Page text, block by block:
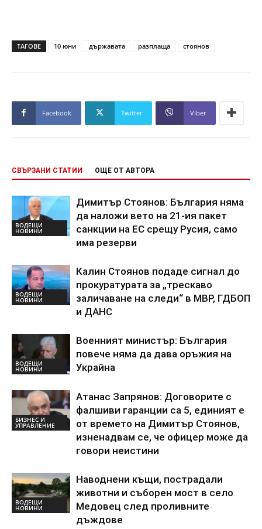
ТАГОВЕ 10 юни държавата разплаща стоянов
Facebook Twitter Viber
СВЪРЗАНИ СТАТИИ ОЩЕ ОТ АВТОРА
ВОДЕЩИ
НОВИНИ
Димитър Стоянов: България няма
да наложи вето на 21-ия пакет
санкции на ЕС срещу Русия, само
има резерви
ВОДЕЩИ
НОВИНИ
Калин Стоянов подаде сигнал до
прокуратурата за „трескаво
заличаване на следи“ в МВР, ГДБОП
и ДАНС
ВОДЕЩИ
НОВИНИ
Военният министър: България
повече няма да дава оръжия на
Украйна
БИЗНЕС И
УПРАВЛЕНИЕ
Атанас Запрянов: Договорите с
фалшиви гаранции са 5, единият е
от времето на Димитър Стоянов,
изненадвам се, че офицер може да
говори неистини
ВОДЕЩИ
НОВИНИ
Наводнени къщи, пострадали
животни и съборен мост в село
Медовец след проливните
дъждове